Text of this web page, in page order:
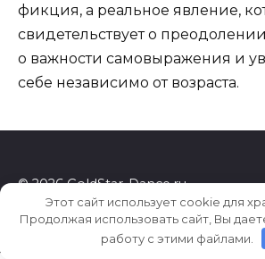
фикция, а реальное явление,
свидетельствует о
о важности самовыражения и
себе независимо от возраста.
© 2026 GoldStar-Dance.ru
5be5728a66f8d9ac
Этот сайт использует cookie для
Продолжая использовать сайт, Вы
работу с этими файлами.